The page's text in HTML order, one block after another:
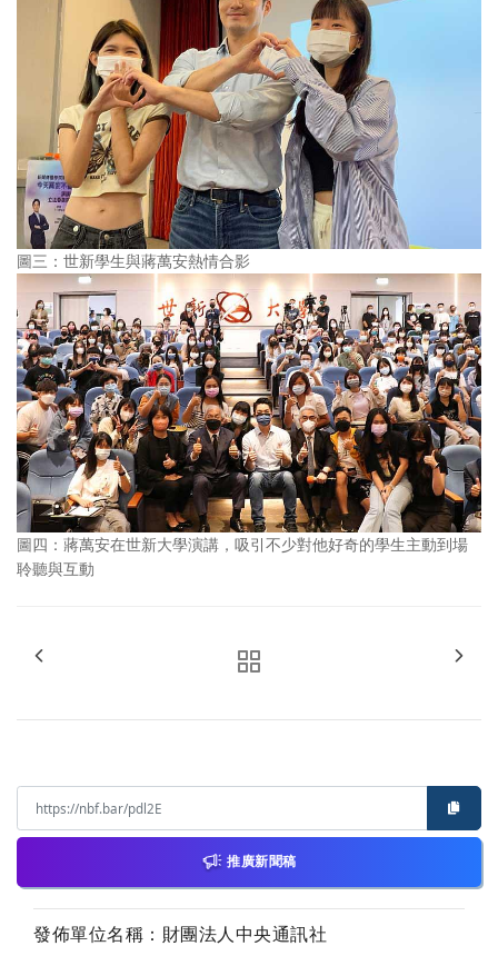
圖三：世新學生與蔣萬安熱情合影
圖四：蔣萬安在世新大學演講，吸引不少對他好奇的學生主動到場
聆聽與互動
推廣新聞稿
發佈單位名稱：財團法人中央通訊社